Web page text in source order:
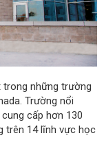
trong những trường
Trường nổi
cấp hơn 130
trên 14 lĩnh vực học